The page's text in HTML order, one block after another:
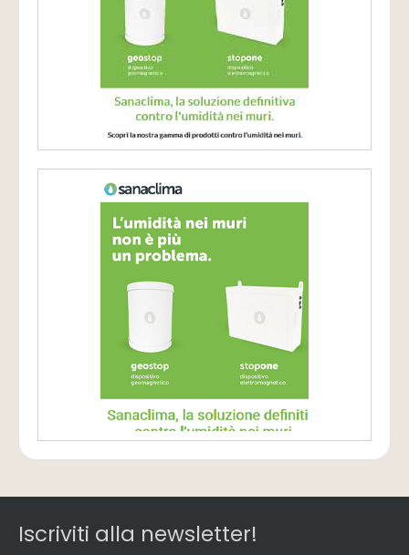
Iscriviti alla newsletter!